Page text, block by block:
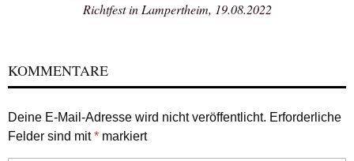
Richtfest in Lampertheim, 19.08.2022
KOMMENTARE
Deine E-Mail-Adresse wird nicht veröffentlicht. Erforderliche
Felder sind mit* markiert